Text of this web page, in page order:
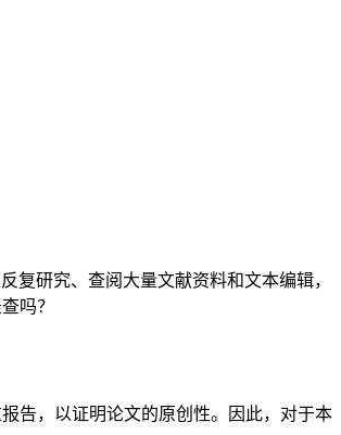
复研究、查阅大量文献资料和文本编辑，
吗？
告，以证明论文的原创性。因此，对于本